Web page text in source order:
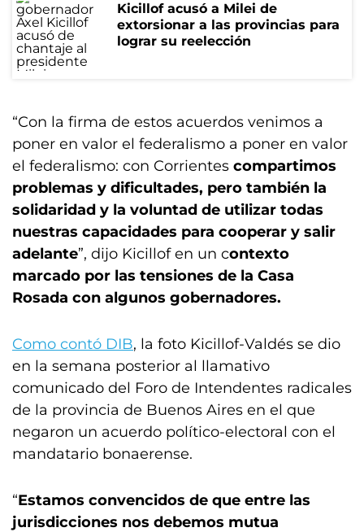
Kicillof acusó a Milei de
extorsionar a las provincias para
lograr su reelección
“Con la firma de estos acuerdos venimos a
poner en valor el federalismo a poner en valor
el federalismo: con Corrientes compartimos
problemas y dificultades, pero también la
solidaridad y la voluntad de utilizar todas
nuestras capacidades para cooperar y salir
adelante”, dijo Kicillof en un contexto
marcado por las tensiones de la Casa
Rosada con algunos gobernadores.
Como contó DIB, la foto Kicillof-Valdés se dio
en la semana posterior al llamativo
comunicado del Foro de Intendentes radicales
de la provincia de Buenos Aires en el que
negaron un acuerdo político-electoral con el
mandatario bonaerense.
“Estamos convencidos de que entre las
jurisdicciones nos debemos mutua